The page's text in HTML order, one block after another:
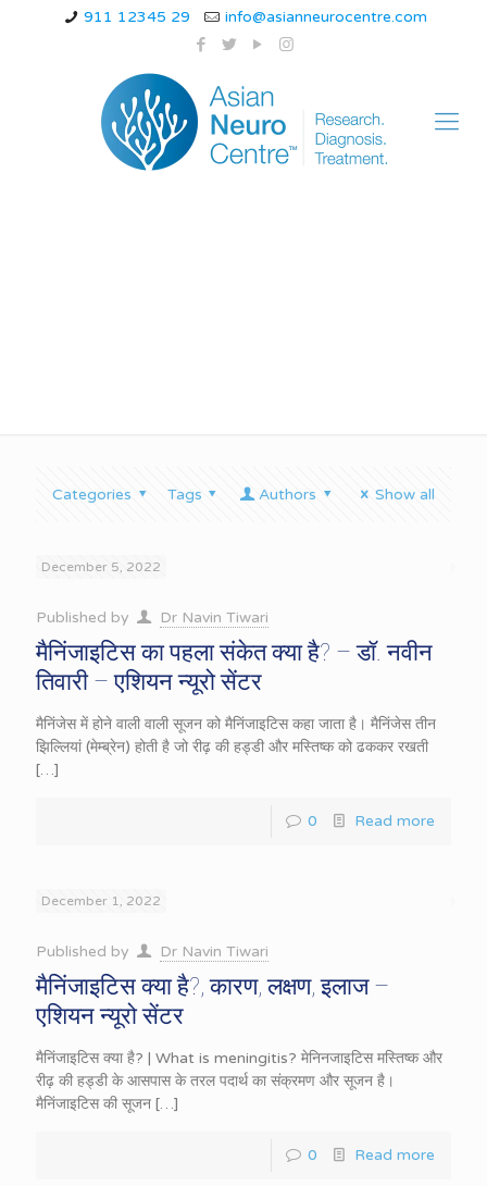
911 12345 29 info@asianneurocentre.com
Categories Tags Authors Show all
December 5, 2022
Published by Dr Navin Tiwari
मैनिंजाइटिस का पहला संकेत क्या है? – डॉ. नवीन
तिवारी – एशियन न्यूरो सेंटर
मैनिंजेस में होने वाली वाली सूजन को मैनिंजाइटिस कहा जाता है। मैनिंजेस तीन
झिल्लियां (मेम्ब्रेन) होती है जो रीढ़ की हड्डी और मस्तिष्क को ढककर रखती
[…]
0 Read more
December 1, 2022
Published by Dr Navin Tiwari
मैनिंजाइटिस क्या है?, कारण, लक्षण, इलाज –
एशियन न्यूरो सेंटर
मैनिंजाइटिस क्या है? | What is meningitis? मेनिनजाइटिस मस्तिष्क और
रीढ़ की हड्डी के आसपास के तरल पदार्थ का संक्रमण और सूजन है।
मैनिंजाइटिस की सूजन […]
0 Read more